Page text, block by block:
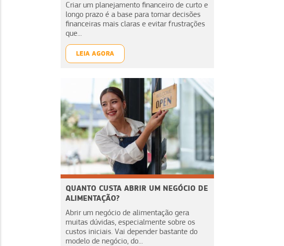
Criar um planejamento financeiro de curto e
longo prazo é a base para tomar decisões
financeiras mais claras e evitar frustrações
que...
LEIA AGORA
QUANTO CUSTA ABRIR UM NEGÓCIO DE
ALIMENTAÇÃO?
Abrir um negócio de alimentação gera
muitas dúvidas, especialmente sobre os
custos iniciais. Vai depender bastante do
modelo de negócio, do...